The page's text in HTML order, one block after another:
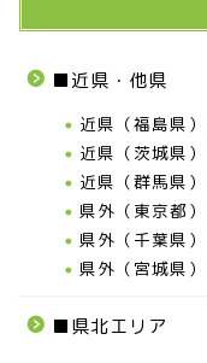
■近県・他県
近県（福島県）
近県（茨城県）
近県（群馬県）
県外（東京都）
県外（千葉県）
県外（宮城県）
■県北エリア